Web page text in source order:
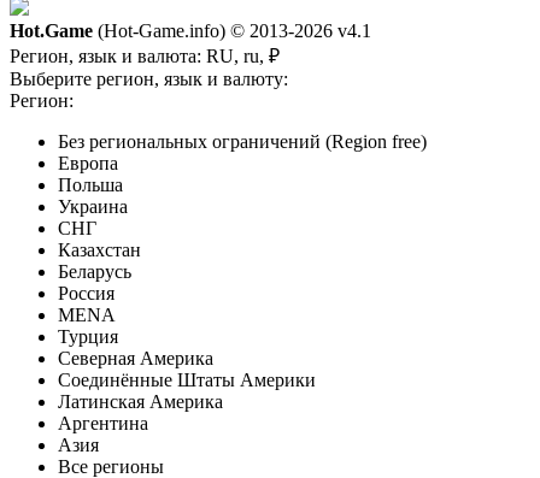
Hot.Game (Hot-Game.info) © 2013-2026 v4.1
Регион, язык и валюта: RU, ru, ₽
Выберите регион, язык и валюту:
Регион:
Без региональных ограничений (Region free)
Европа
Польша
Украина
СНГ
Казахстан
Беларусь
Россия
MENA
Турция
Северная Америка
Соединённые Штаты Америки
Латинская Америка
Аргентина
Азия
Все регионы